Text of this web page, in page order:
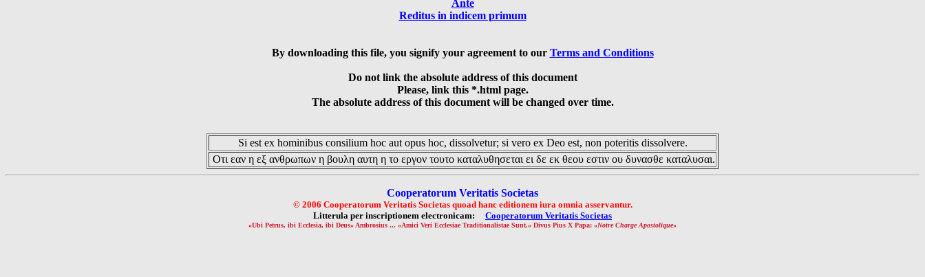
Ante
Reditus in indicem primum
By downloading this file, you signify your agreement to our Terms and Conditions
Do not link the absolute address of this document
Please, link this *.html page.
The absolute address of this document will be changed over time.
Si est ex hominibus consilium hoc aut opus hoc, dissolvetur; si vero ex Deo est, non poteritis dissolvere.
Οτι εαν η εξ ανθρωπων η βουλη αυτη η το εργον τουτο καταλυθησεται ει δε εκ θεου εστιν ου δυνασθε καταλυσαι.
Cooperatorum Veritatis Societas
© 2006 Cooperatorum Veritatis Societas quoad hanc editionem iura omnia asservantur.
Litterula per inscriptionem electronicam: Cooperatorum Veritatis Societas
«Ubi Petrus, ibi Ecclesia, ibi Deus» Ambrosius ... «Amici Veri Ecclesiae Traditionalistae Sunt.» Divus Pius X Papa: «Notre Charge Apostolique»